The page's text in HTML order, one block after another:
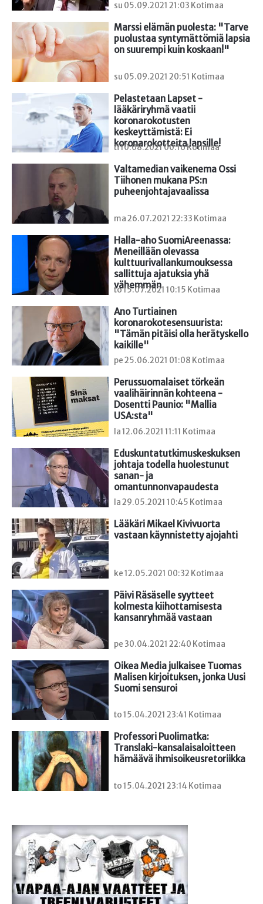
su 05.09.2021 21:03 Kotimaa
Marssi elämän puolesta: "Tarve
puolustaa syntymättömiä lapsia
on suurempi kuin koskaan!"
su 05.09.2021 20:51 Kotimaa
Pelastetaan Lapset -
lääkäriryhmä vaatii
koronarokotusten
keskeyttämistä: Ei
koronarokotteita lapsille!
ti 10.08.2021 00:16 Kotimaa
Valtamedian vaikenema Ossi
Tiihonen mukana PS:n
puheenjohtajavaalissa
ma 26.07.2021 22:33 Kotimaa
Halla-aho SuomiAreenassa:
Meneillään olevassa
kulttuurivallankumouksessa
sallittuja ajatuksia yhä
vähemmän
to 15.07.2021 10:15 Kotimaa
Ano Turtiainen
koronarokotesensuurista:
"Tämän pitäisi olla herätyskello
kaikille"
pe 25.06.2021 01:08 Kotimaa
Perussuomalaiset törkeän
vaalihäirinnän kohteena -
Dosentti Paunio: "Mallia
USA:sta"
la 12.06.2021 11:11 Kotimaa
Eduskuntatutkimuskeskuksen
johtaja todella huolestunut
sanan- ja
omantunnonvapaudesta
la 29.05.2021 10:45 Kotimaa
Lääkäri Mikael Kivivuorta
vastaan käynnistetty ajojahti
ke 12.05.2021 00:32 Kotimaa
Päivi Räsäselle syytteet
kolmesta kiihottamisesta
kansanryhmää vastaan
pe 30.04.2021 22:40 Kotimaa
Oikea Media julkaisee Tuomas
Malisen kirjoituksen, jonka Uusi
Suomi sensuroi
to 15.04.2021 23:41 Kotimaa
Professori Puolimatka:
Translaki-kansalaisaloitteen
hämäävä ihmisoikeusretoriikka
to 15.04.2021 23:14 Kotimaa